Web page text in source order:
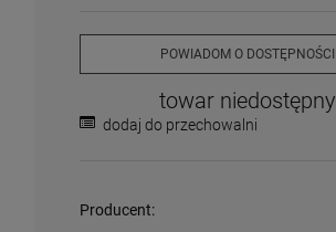
POWIADOM O DOSTĘPNOŚCI
towar niedostępny
dodaj do przechowalni
Producent: